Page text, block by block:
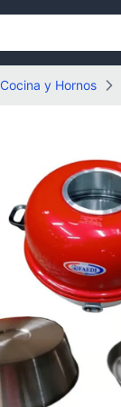
Cocina y Hornos